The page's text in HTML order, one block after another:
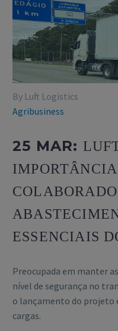
By Luft Logistics
Agribusiness
25 MAR:
IMPORTÂNCIA
ESSENCIAIS
Preocupada em manter
nível de segurança no
o lançamento do projeto
cargas.